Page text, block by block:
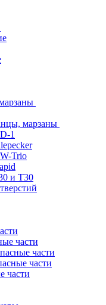
марзаны
1
Trio
и Т30
части
части
части
части